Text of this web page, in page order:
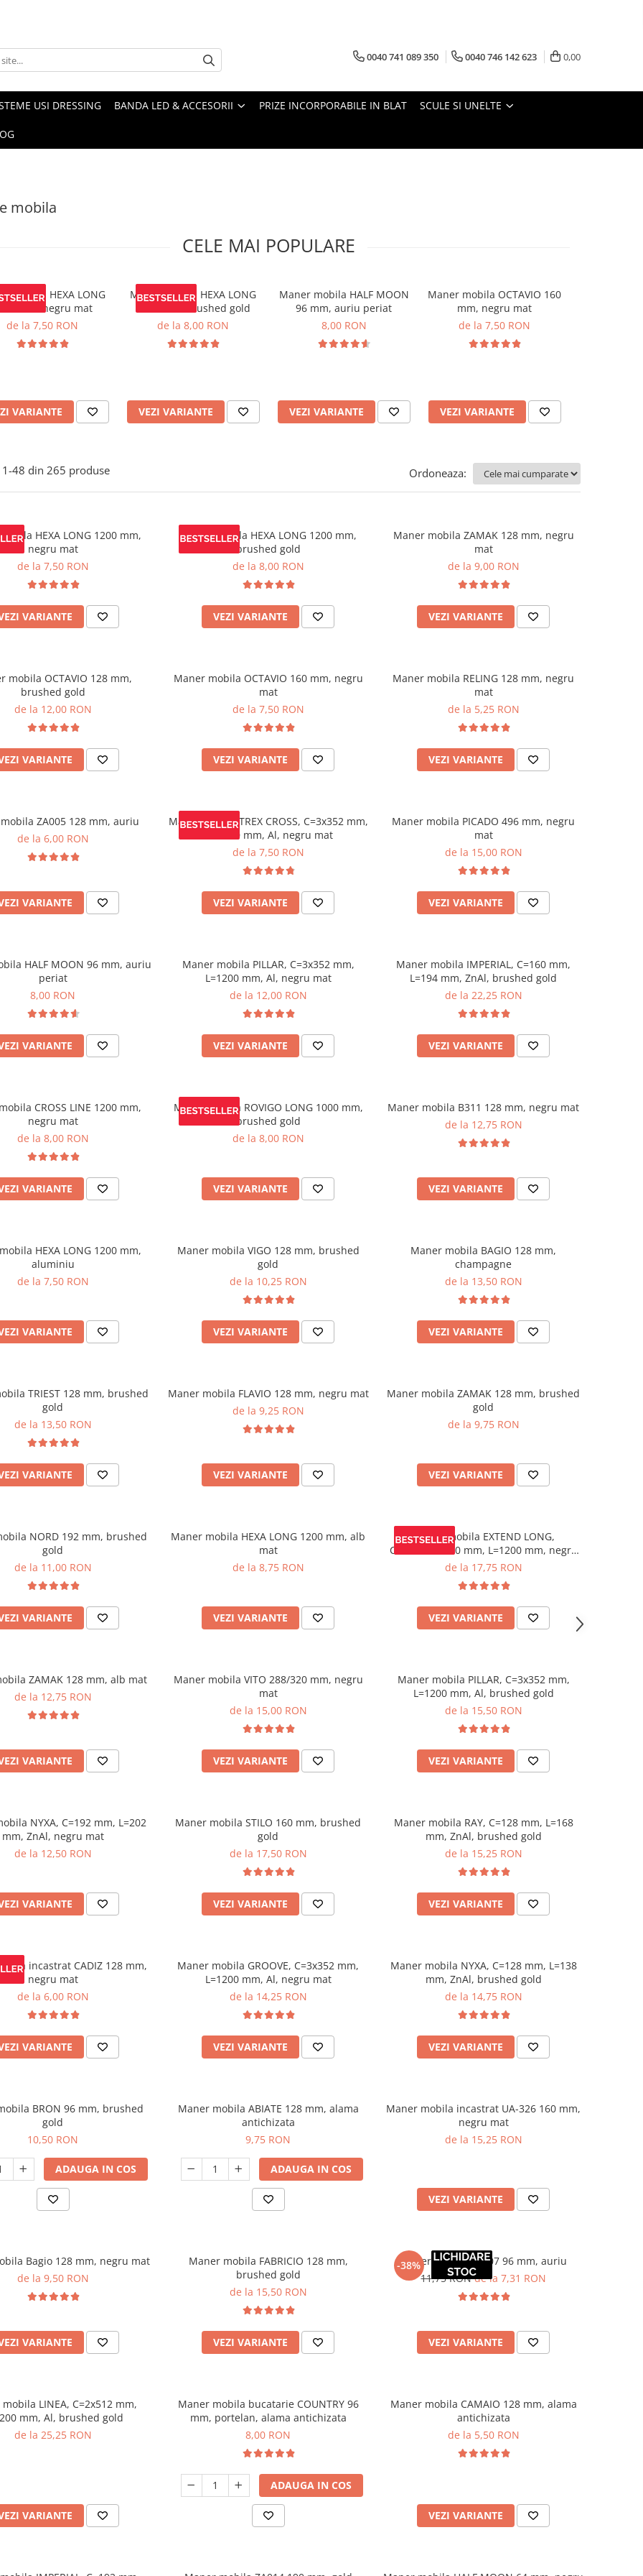
0040 741 089 350 0040 746 142 623 0,00
USI DRESSING BANDA LED & ACCESORII PRIZE INCORPORABILE IN BLAT SCULE SI UNELTE
mobila
CELE MAI POPULARE
mobila HEXA LONG
mm, negru mat
de la 7,50 RON
VARIANTE
Maner mobila HEXA LONG
1200 mm, brushed gold
de la 8,00 RON
VEZI VARIANTE
Maner mobila HALF MOON
96 mm, auriu periat
8,00 RON
VEZI VARIANTE
Maner mobila OCTAVIO 160
mm, negru mat
de la 7,50 RON
VEZI VARIANTE
1-48 din 265 produse Ordoneaza:
HEXA LONG 1200 mm,
negru mat
de la 7,50 RON
VARIANTE
Maner mobila HEXA LONG 1200 mm,
brushed gold
de la 8,00 RON
VEZI VARIANTE
Maner mobila ZAMAK 128 mm, negru
mat
de la 9,00 RON
VEZI VARIANTE
mobila OCTAVIO 128 mm,
brushed gold
de la 12,00 RON
VARIANTE
Maner mobila OCTAVIO 160 mm, negru
mat
de la 7,50 RON
VEZI VARIANTE
Maner mobila RELING 128 mm, negru
mat
de la 5,25 RON
VEZI VARIANTE
ZA005 128 mm, auriu
de la 6,00 RON
VARIANTE
Maner mobila TREX CROSS, C=3x352 mm,
L= 1200 mm, Al, negru mat
de la 7,50 RON
VEZI VARIANTE
Maner mobila PICADO 496 mm, negru
mat
de la 15,00 RON
VEZI VARIANTE
HALF MOON 96 mm, auriu
periat
8,00 RON
VARIANTE
Maner mobila PILLAR, C=3x352 mm,
L=1200 mm, Al, negru mat
de la 12,00 RON
VEZI VARIANTE
Maner mobila IMPERIAL, C=160 mm,
L=194 mm, ZnAl, brushed gold
de la 22,25 RON
VEZI VARIANTE
CROSS LINE 1200 mm,
negru mat
de la 8,00 RON
VARIANTE
Maner mobila ROVIGO LONG 1000 mm,
brushed gold
de la 8,00 RON
VEZI VARIANTE
Maner mobila B311 128 mm, negru mat
de la 12,75 RON
VEZI VARIANTE
HEXA LONG 1200 mm,
aluminiu
de la 7,50 RON
VARIANTE
Maner mobila VIGO 128 mm, brushed
gold
de la 10,25 RON
VEZI VARIANTE
Maner mobila BAGIO 128 mm,
champagne
de la 13,50 RON
VEZI VARIANTE
TRIEST 128 mm, brushed
gold
de la 13,50 RON
VARIANTE
Maner mobila FLAVIO 128 mm, negru mat
de la 9,25 RON
VEZI VARIANTE
Maner mobila ZAMAK 128 mm, brushed
gold
de la 9,75 RON
VEZI VARIANTE
NORD 192 mm, brushed
gold
de la 11,00 RON
VARIANTE
Maner mobila HEXA LONG 1200 mm, alb
mat
de la 8,75 RON
VEZI VARIANTE
Maner mobila EXTEND LONG,
C=224/448/480 mm, L=1200 mm, negru
mat
de la 17,75 RON
VEZI VARIANTE
ZAMAK 128 mm, alb mat
de la 12,75 RON
VARIANTE
Maner mobila VITO 288/320 mm, negru
mat
de la 15,00 RON
VEZI VARIANTE
Maner mobila PILLAR, C=3x352 mm,
L=1200 mm, Al, brushed gold
de la 15,50 RON
VEZI VARIANTE
NYXA, C=192 mm, L=202
mm, ZnAl, negru mat
de la 12,50 RON
VARIANTE
Maner mobila STILO 160 mm, brushed
gold
de la 17,50 RON
VEZI VARIANTE
Maner mobila RAY, C=128 mm, L=168
mm, ZnAl, brushed gold
de la 15,25 RON
VEZI VARIANTE
incastrat CADIZ 128 mm,
negru mat
de la 6,00 RON
VARIANTE
Maner mobila GROOVE, C=3x352 mm,
L=1200 mm, Al, negru mat
de la 14,25 RON
VEZI VARIANTE
Maner mobila NYXA, C=128 mm, L=138
mm, ZnAl, brushed gold
de la 14,75 RON
VEZI VARIANTE
BRON 96 mm, brushed
gold
10,50 RON
ADAUGA IN COS
Maner mobila ABIATE 128 mm, alama
antichizata
9,75 RON
ADAUGA IN COS
Maner mobila incastrat UA-326 160 mm,
negru mat
de la 15,25 RON
VEZI VARIANTE
Bagio 128 mm, negru mat
de la 9,50 RON
VARIANTE
Maner mobila FABRICIO 128 mm,
brushed gold
de la 15,50 RON
VEZI VARIANTE
-38%
Maner mobila ZA007 96 mm, auriu
11,75 RONde la 7,31 RON
VEZI VARIANTE
LINEA, C=2x512 mm,
mm, Al, brushed gold
de la 25,25 RON
VARIANTE
Maner mobila bucatarie COUNTRY 96
mm, portelan, alama antichizata
8,00 RON
ADAUGA IN COS
Maner mobila CAMAIO 128 mm, alama
antichizata
de la 5,50 RON
VEZI VARIANTE